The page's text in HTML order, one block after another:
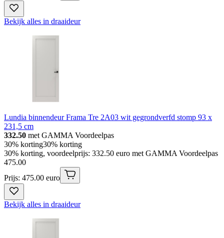
Bekijk alles in draaideur
Lundia binnendeur Frama Tre 2A03 wit gegrondverfd stomp 93 x
231,5 cm
332.50 met GAMMA Voordeelpas
30% korting30% korting
30% korting, voordeelprijs: 332.50 euro met GAMMA Voordeelpas
475.00
Prijs: 475.00 euro
Bekijk alles in draaideur